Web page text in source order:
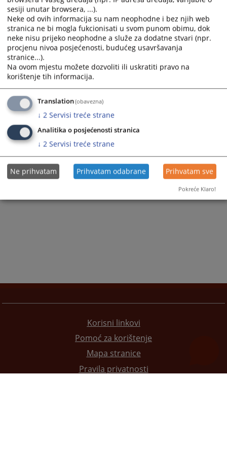
Razgledanje spisa
Žalbe na sudske odluke
Medijacija
Sudska policija
Akti suda
Sudije suda
Dodatne sudije
Stručni saradnici
Službenici i namještenici
Korisni linkovi
Pomoć za korištenje
Mapa stranice
Pravila privatnosti
sesiji unutar browsera, ...).
Neke od ovih informacija su nam neophodne i bez njih web
stranica ne bi mogla fukcionisati u svom punom obimu, dok
neke nisu prijeko neophodne a služe za dodatne stvari (npr.
procjenu nivoa posjećenosti, budućeg usavršavanja
stranice...).
Na ovom mjestu možete dozvoliti ili uskratiti pravo na
korištenje tih informacija.
Translation(obavezna)
↓ 2 Servisi treće strane
Analitika o posjećenosti stranica
↓ 2 Servisi treće strane
Ne prihvatam Prihvatam odabrane Prihvatam sve
Pokreće Klaro!